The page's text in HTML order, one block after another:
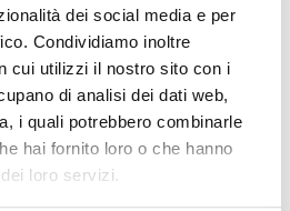
dei social media e per
Condividiamo inoltre
cui utilizzi il nostro sito con i
di analisi dei dati web,
i quali potrebbero combinarle
hai fornito loro o che hanno
loro servizi.